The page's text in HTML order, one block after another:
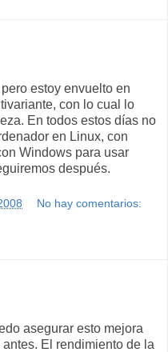
estoy envuelto en
con lo cual lo
En todos estos días no
en Linux, con
Windows para usar
después.
No hay comentarios:
asegurar esto mejora
El rendimiento de la